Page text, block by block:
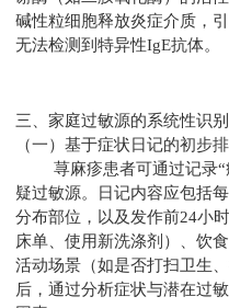
碱性粒细胞释放炎症介质，
无法检测到特异性IgE抗体。
三、家庭过敏源的系统性识
（一）基于症状日记的初步
荨麻疹患者可通过记录
疑过敏源。日记内容应包括
分布部位，以及发作前24小
床单、使用新洗涤剂）、饮
活动场景（如是否打扫卫生
后，通过分析症状与潜在过